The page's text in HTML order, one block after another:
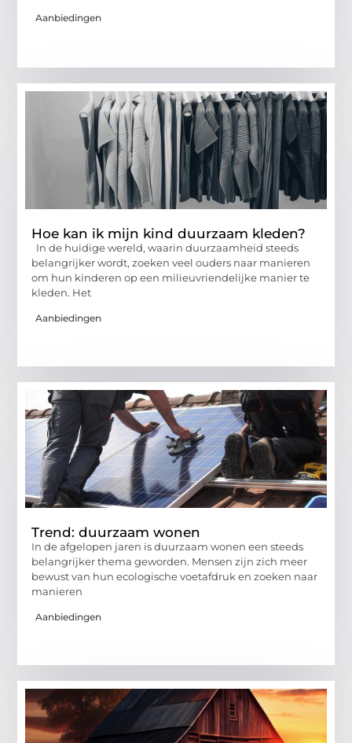
Aanbiedingen
Hoe kan ik mijn kind duurzaam kleden?
In de huidige wereld, waarin duurzaamheid steeds
belangrijker wordt, zoeken veel ouders naar manieren
om hun kinderen op een milieuvriendelijke manier te
kleden. Het
Aanbiedingen
Trend: duurzaam wonen
In de afgelopen jaren is duurzaam wonen een steeds
belangrijker thema geworden. Mensen zijn zich meer
bewust van hun ecologische voetafdruk en zoeken naar
manieren
Aanbiedingen